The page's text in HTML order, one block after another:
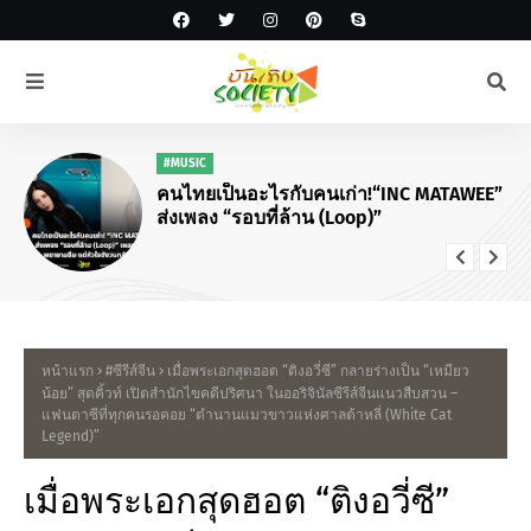
#MUSIC
คนไทยเป็นอะไรกับคนเก่า!“INC MATAWEE”
ส่งเพลง “รอบที่ล้าน (Loop)”
หน้าแรก #ซีรีส์จีน
เมื่อพระเอกสุดฮอต “ติงอวี่ซี” กลายร่างเป็น “เหมียว
น้อย” สุดคิ้วท์ เปิดสำนักไขคดีปริศนา ในออริจินัลซีรีส์จีนแนวสืบสวน –
แฟนตาซีที่ทุกคนรอคอย “ตำนานแมวขาวแห่งศาลต้าหลี่ (White Cat
Legend)”
เมื่อพระเอกสุดฮอต “ติงอวี่ซี”